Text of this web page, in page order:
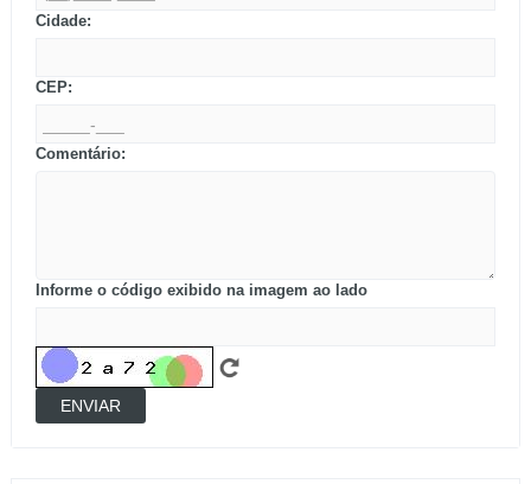
Cidade:
CEP:
Comentário:
Informe o código exibido na imagem ao lado
ENVIAR